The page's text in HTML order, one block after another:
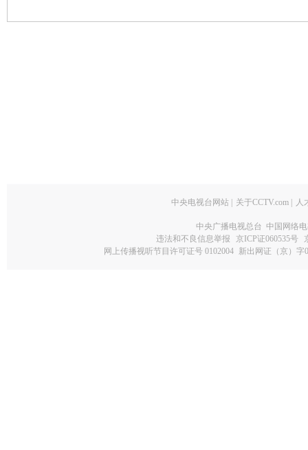
中央电视台网站 关于CCTV.com 人
中央广播电视总台 中国网络
违法和不良信息举报
京ICP证060535号
网上传播视听节目许可证号 0102004 新出网证（京）